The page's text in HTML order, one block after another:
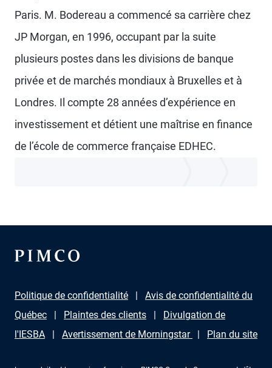
Paris. M. Bodereau a commencé sa carrière chez
JP Morgan, en 1996, occupant par la suite
plusieurs postes dans les divisions de banque
privée et de marchés mondiaux à Bruxelles et à
Londres. Il compte 28 années d’expérience en
investissement et détient une maîtrise en finance
de l’école de commerce française EDHEC.
Politique de confidentialité
Avis de confidentialité du
Québec
Plaintes des clients
Divulgation de
l'IESBA
Avertissement de Morningstar Plan du site